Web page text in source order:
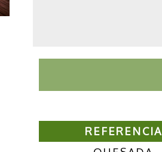
REFERENCIA